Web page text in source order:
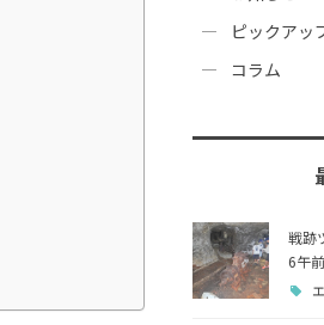
ピックアッ
コラム
戦跡
6午前